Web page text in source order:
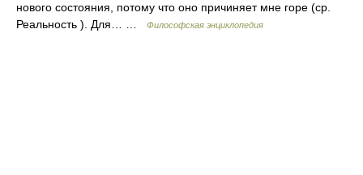
нового состояния, потому что оно причиняет мне горе (ср.
Реальность ). Для… …
Философская энциклопедия